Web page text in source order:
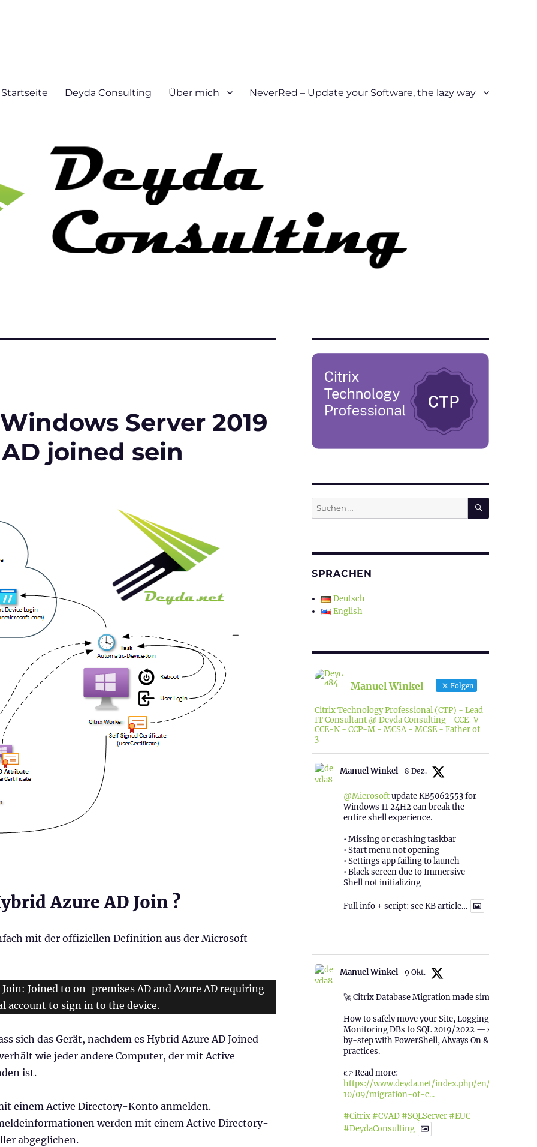
Startseite Deyda Consulting Über mich NeverRed – Update your Software, the lazy way
Server 2019
joined sein
Azure AD Join ?
mit der offiziellen Definition aus der Microsoft
Joined to on-premises AD and Azure AD requiring
account to sign in to the device.
sich das Gerät, nachdem es Hybrid Azure AD Joined
wie jeder andere Computer, der mit Active
ist.
einem Active Directory-Konto anmelden.
werden mit einem Active Directory-
abgeglichen.
Suchen
nach:
SUCHEN
SPRACHEN
Deutsch
English
Manuel Winkel Folgen
Citrix Technology Professional (CTP) - Lead
IT Consultant @ Deyda Consulting - CCE-V -
CCE-N - CCP-M - MCSA - MCSE - Father of
3
Manuel Winkel 8 Dez.
@Microsoftupdate KB5062553 for
Windows 11 24H2 can break the
entire shell experience.
• Missing or crashing taskbar
• Start menu not opening
• Settings app failing to launch
• Black screen due to Immersive
Shell not initializing
Full info + script: see KB article…
Manuel Winkel 9 Okt.
🚀 Citrix Database Migration made simple!
How to safely move your Site, Logging &
Monitoring DBs to SQL 2019/2022 — step-
by-step with PowerShell, Always On & best
practices.
👉 Read more:
https://www.deyda.net/index.php/en/2025/
10/09/migration-of-c...
#Citrix #CVAD #SQLServer #EUC
#DeydaConsulting